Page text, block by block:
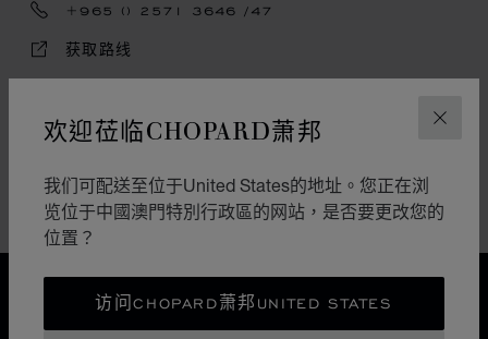
关闭
欢迎莅临CHOPARD萧邦
我们可配送至位于United States的地址。您正在浏
览位于中國澳門特別行政區的网站，是否要更改您的
位置？
访问CHOPARD萧邦UNITED STATES
+965 () 2571 3646 /47
获取路线
錶
珠寶
配件
安全支付